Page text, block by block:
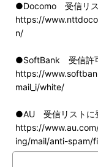
●Docomo 受信リス
https://
n/
●SoftBank 受信許可
https://
mail_i/white/
●AU 受信リストに
https://
ing/mail/anti-spam/